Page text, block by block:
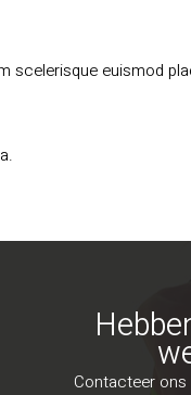
scelerisque euismod
Contacteer ons